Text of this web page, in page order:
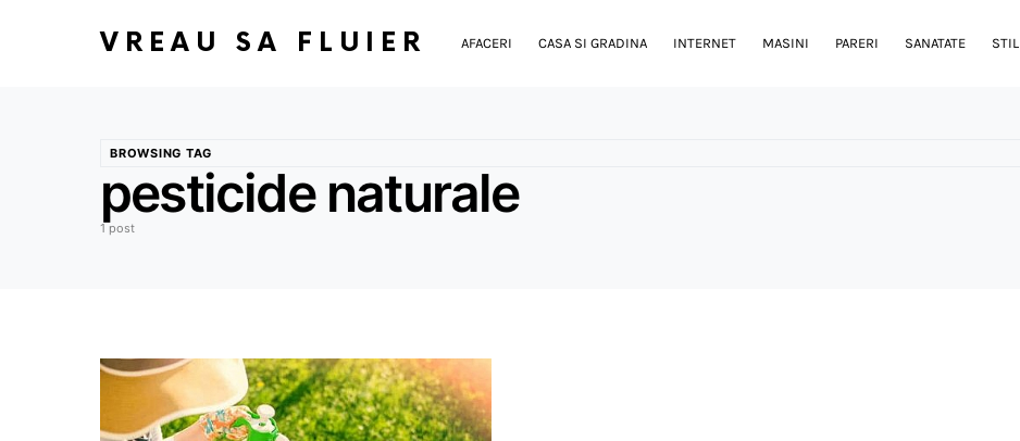
VREAU SA FLUIER AFACERI CASA SI GRADINA INTERNET MASINI PARERI SANATATE STIL
BROWSING TAG
pesticide naturale
1 post